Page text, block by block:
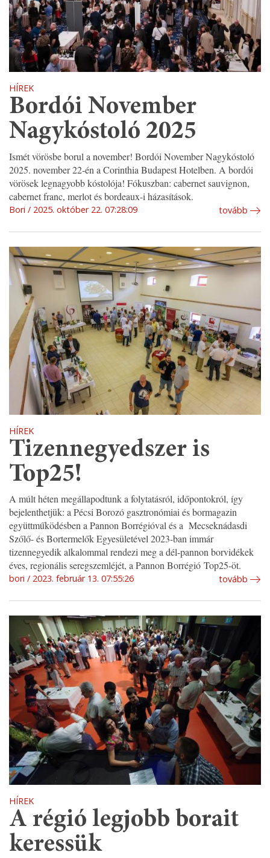
HÍREK
Bordói November
Nagykóstoló 2025
Ismét vörösbe borul a november! Bordói November Nagykóstoló
2025. november 22-én a Corinthia Budapest Hotelben. A bordói
vörösek legnagyobb kóstolója! Fókuszban: cabernet sauvignon,
cabernet franc, merlot és bordeaux-i házasítások.
Bori 2025. október 22. 07:28:09 tovább
HÍREK
Tizennegyedszer is
Top25!
A múlt héten megállapodtunk a folytatásról, időpontokról, így
bejelenthetjük: a Pécsi Borozó gasztronómiai és bormagazin
együttműködésben a Pannon Borrégióval és a Mecseknádasdi
Szőlő- és Bortermelők Egyesületével 2023-ban immár
tizennegyedik alkalommal rendezi meg a dél-pannon borvidékek
éves, regionális seregszemléjét, a Pannon Borrégió Top25-öt.
bori 2023. február 13. 07:55:26 tovább
HÍREK
A régió legjobb borait
keressük